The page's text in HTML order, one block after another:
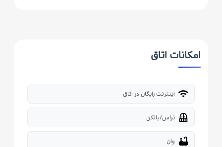
امکانات اتاق
wifi اینترنت رایگان در اتاق
balcony تراس/بالکن
bathtub وان